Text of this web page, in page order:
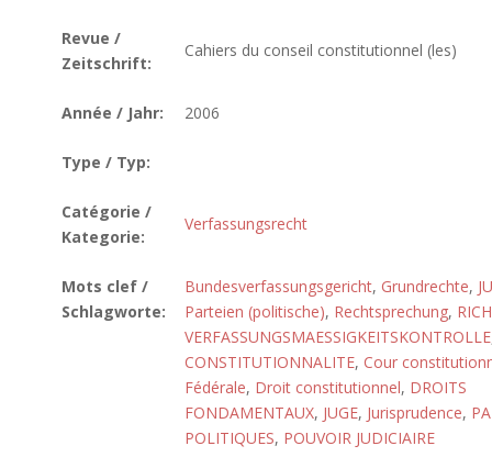
Revue /
Zeitschrift:
Cahiers du conseil constitutionnel (les)
Année / Jahr: 2006
Type / Typ:
Catégorie /
Kategorie:
Verfassungsrecht
Mots clef /
Schlagworte:
Bundesverfassungsgericht, Grundrechte,
Parteien (politische), Rechtsprechung,
VERFASSUNGSMAESSIGKEITSKONTROLLE
CONSTITUTIONNALITE, Cour
Fédérale, Droit constitutionnel, DROITS
FONDAMENTAUX, JUGE, Jurisprudence,
POLITIQUES, POUVOIR JUDICIAIRE